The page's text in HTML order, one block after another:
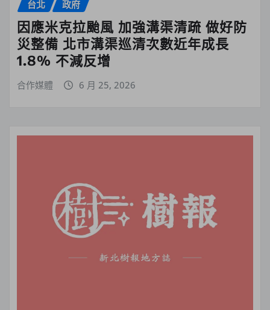
台北 政府
因應米克拉颱風 加強溝渠清疏 做好防
災整備 北市溝渠巡清次數近年成長
1.8% 不減反增
合作媒體 6 月 25, 2026